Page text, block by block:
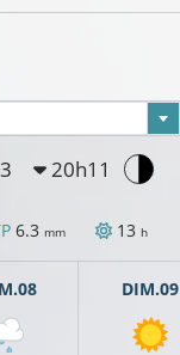
20h11
6.3 mm 13 h
DIM.09